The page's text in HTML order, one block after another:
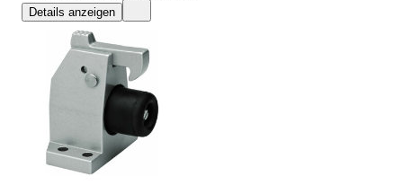
Details anzeigen